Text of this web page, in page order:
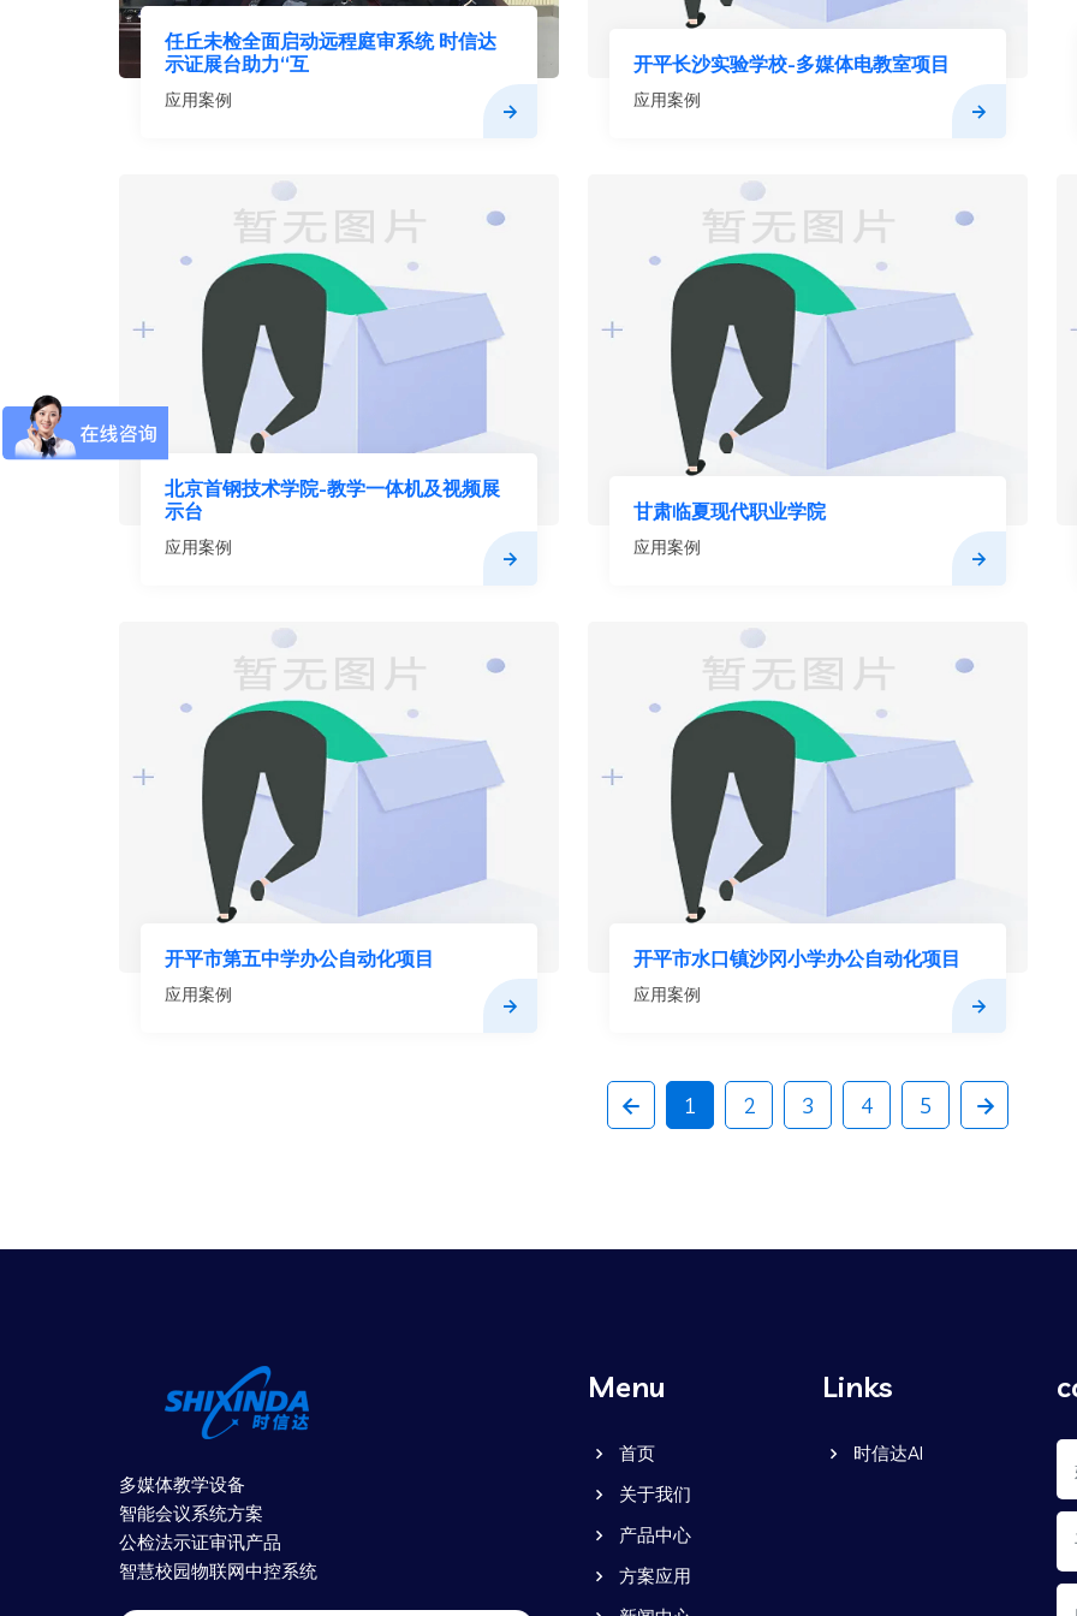
任丘未检全面启动远程庭审系统 时信达
示证展台助力“互
应用案例
开平长沙实验学校-多媒体电教室项目
应用案例
北京首钢技术学院-教学一体机及视频展
示台
应用案例
甘肃临夏现代职业学院
应用案例
开平市第五中学办公自动化项目
应用案例
开平市水口镇沙冈小学办公自动化项目
应用案例
1 2 3 4 5
多媒体教学设备
智能会议系统方案
公检法示证审讯产品
智慧校园物联网中控系统
Menu
首页
关于我们
产品中心
方案应用
Links
时信达AI